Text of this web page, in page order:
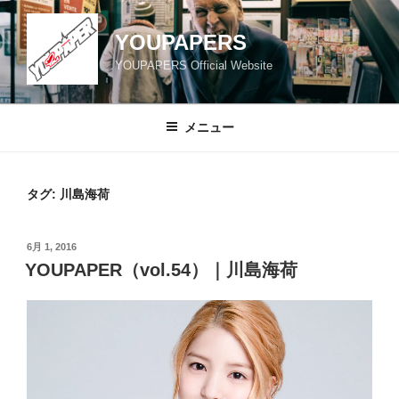
コ
ン
テ
ツ
YOUPAPERS
YOUPAPERS Official Website
メニュー
タグ: 川島海荷
投
稿
日:
6月 1, 2016
YOUPAPER（vol.54）｜川島海荷